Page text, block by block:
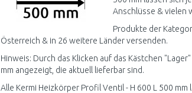
Anschlüsse & vielen
Produkte der
Österreich & in 26 weitere Länder versenden.
Hinweis: Durch das Klicken auf das Kästchen
mm angezeigt, die aktuell lieferbar sind.
Alle Kermi Heizkörper Profil Ventil - H 600 L 500